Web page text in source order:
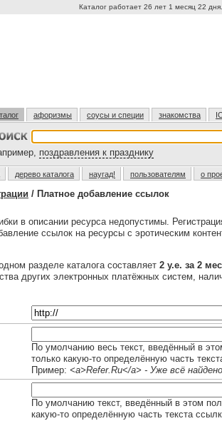
Каталог работает 26 лет 1 месяц 22 дня.
афоризмы соусы и специи знакомства
поздравления к празднику
дерево каталога наугад! пользователям о
/ Платное добавление ссылок
в описании ресурса недопустимы.
ссылок на ресурсы с эротическим
разделе каталога составляет 2 у.е. за 2
других электронных платёжных систем,
По умолчанию весь текст, введённый в
только какую-то определённую часть
Пример: <a>Refer.Ru</a> - Уже всё найдено
По умолчанию текст, введённый в этом
какую-то определённую часть текста